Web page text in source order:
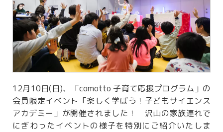
12月10日(日)、「comotto 子育て応援プログラム」の
会員限定イベント「楽しく学ぼう！子どもサイエンス
アカデミー」が開催されました！ 沢山の家族連れで
にぎわったイベントの様子を特別にご紹介いたしま